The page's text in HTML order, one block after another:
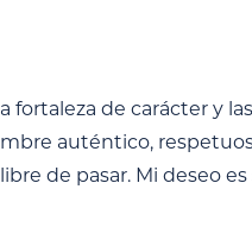
de carácter y
auténtico,
de pasar. Mi deseo